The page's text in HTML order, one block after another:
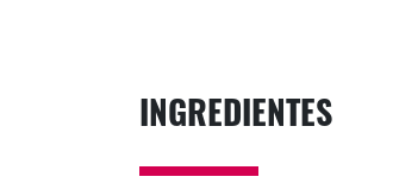
INGREDIENTES